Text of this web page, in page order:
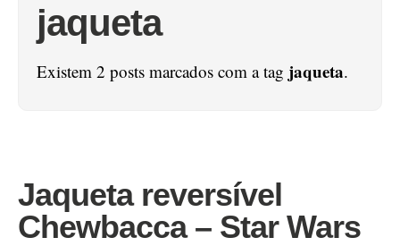
jaqueta
Existem 2 posts marcados com a tag jaqueta.
Jaqueta reversível
Chewbacca – Star Wars